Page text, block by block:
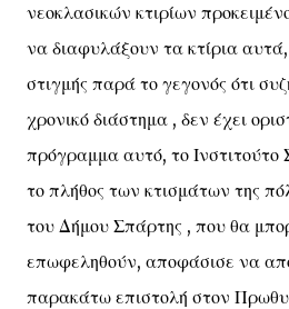
νεοκλασικών κτιρίων
να διαφυλάξουν τα κτίρια αυτά,
στιγμής παρά το γεγονός ότι
χρονικό διάστημα , δεν έχει
πρόγραμμα αυτό, το Ινστιτούτο
το πλήθος των κτισμάτων της
του Δήμου Σπάρτης , που θα
επωφεληθούν, αποφάσισε να
παρακάτω επιστολή στον